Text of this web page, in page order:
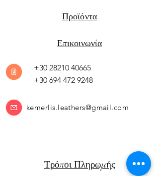
Προϊόντα
Επικοινωνία
+30 28210 40665
+30 694 472 9248
kemerlis.leathers@gmail.com
Τρόποι Πληρωμής